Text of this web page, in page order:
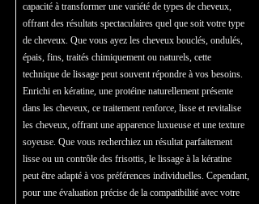
capacité à transformer une variété de types de cheveux,
offrant des résultats spectaculaires quel que soit votre type
de cheveux. Que vous ayez les cheveux bouclés, ondulés,
épais, fins, traités chimiquement ou naturels, cette
technique de lissage peut souvent répondre à vos besoins.
Enrichi en kératine, une protéine naturellement présente
dans les cheveux, ce traitement renforce, lisse et revitalise
les cheveux, offrant une apparence luxueuse et une texture
soyeuse. Que vous recherchiez un résultat parfaitement
lisse ou un contrôle des frisottis, le lissage à la kératine
peut être adapté à vos préférences individuelles. Cependant,
pour une évaluation précise de la compatibilité avec votre